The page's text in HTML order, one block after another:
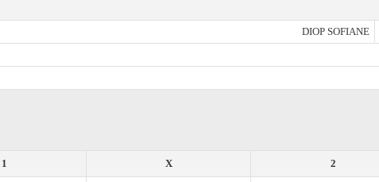
DIOP SOFIANE
2
X
1